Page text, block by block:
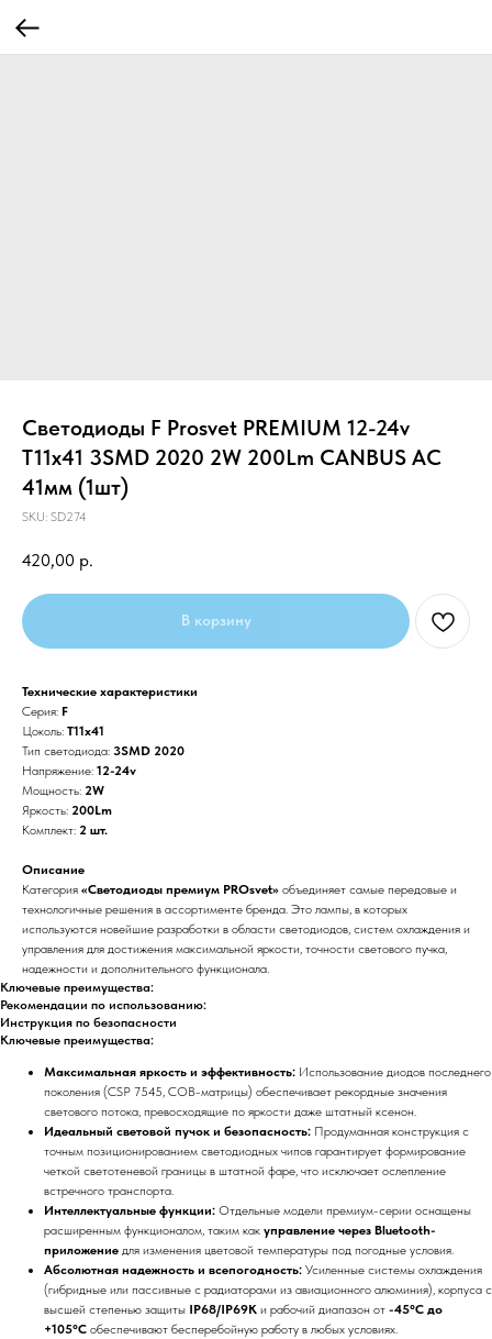
Светодиоды F Prosvet PREMIUM 12-24v
T11x41 3SMD 2020 2W 200Lm CANBUS АС
41мм (1шт)
SKU: SD274
420,00 р.
В корзину
Технические характеристики
Серия: F
Цоколь: T11x41
Тип светодиода: 3SMD 2020
Напряжение: 12-24v
Мощность: 2W
Яркость: 200Lm
Комплект: 2 шт.
Описание
Категория «Светодиоды премиум PROsvet» объединяет самые передовые и
технологичные решения в ассортименте бренда. Это лампы, в которых
используются новейшие разработки в области светодиодов, систем охлаждения и
управления для достижения максимальной яркости, точности светового пучка,
надежности и дополнительного функционала.
Ключевые преимущества:
Рекомендации по использованию:
Инструкция по безопасности
Ключевые преимущества:
Максимальная яркость и эффективность: Использование диодов последнего
поколения (CSP 7545, COB-матрицы) обеспечивает рекордные значения
светового потока, превосходящие по яркости даже штатный ксенон.
Идеальный световой пучок и безопасность: Продуманная конструкция с
точным позиционированием светодиодных чипов гарантирует формирование
четкой светотеневой границы в штатной фаре, что исключает ослепление
встречного транспорта.
Интеллектуальные функции: Отдельные модели премиум-серии оснащены
расширенным функционалом, таким как управление через Bluetooth-
приложение для изменения цветовой температуры под погодные условия.
Абсолютная надежность и всепогодность: Усиленные системы охлаждения
(гибридные или пассивные с радиаторами из авиационного алюминия), корпуса с
высшей степенью защиты IP68/IP69K и рабочий диапазон от -45°C до
+105°C обеспечивают бесперебойную работу в любых условиях.